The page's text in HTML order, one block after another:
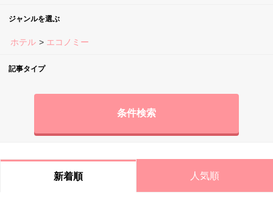
ジャンルを選ぶ
ホテル エコノミー
記事タイプ
条件検索
新着順 人気順